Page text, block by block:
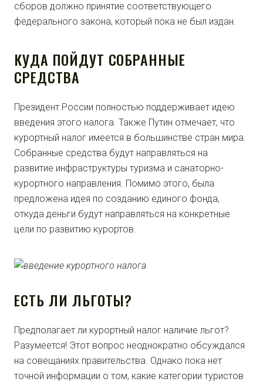
сборов должно принятие соответствующего
федерального закона, который пока не был издан.
КУДА ПОЙДУТ СОБРАННЫЕ
СРЕДСТВА
Президент России полностью поддерживает идею
введения этого налога. Также Путин отмечает, что
курортный налог имеется в большинстве стран мира.
Собранные средства будут направляться на
развитие инфраструктуры туризма и санаторно-
курортного направления. Помимо этого, была
предложена идея по созданию единого фонда,
откуда деньги будут направляться на конкретные
цели по развитию курортов.
ЕСТЬ ЛИ ЛЬГОТЫ?
Предполагает ли курортный налог наличие льгот?
Разумеется! Этот вопрос неоднократно обсуждался
на совещаниях правительства. Однако пока нет
точной информации о том, какие категории туристов